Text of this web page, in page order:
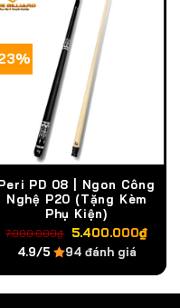
PD 08 | Ngon Công
Nghệ P20 (Tặng Kèm
Phụ Kiện)
7.000.000₫ Giá
gốc
là:
7.000.000₫.
5.400.000₫Giá
tại
là:
4.9/5 94 đánh giá